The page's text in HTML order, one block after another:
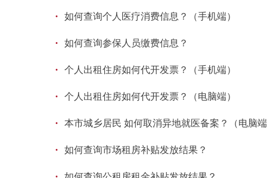
· 如何查询个人医疗消费信息？（手机端）
· 如何查询参保人员缴费信息？
· 个人出租住房如何代开发票？（手机端）
· 个人出租住房如何代开发票？（电脑端）
· 本市城乡居民 如何取消异地就医备案？（电脑
· 如何查询市场租房补贴发放结果？